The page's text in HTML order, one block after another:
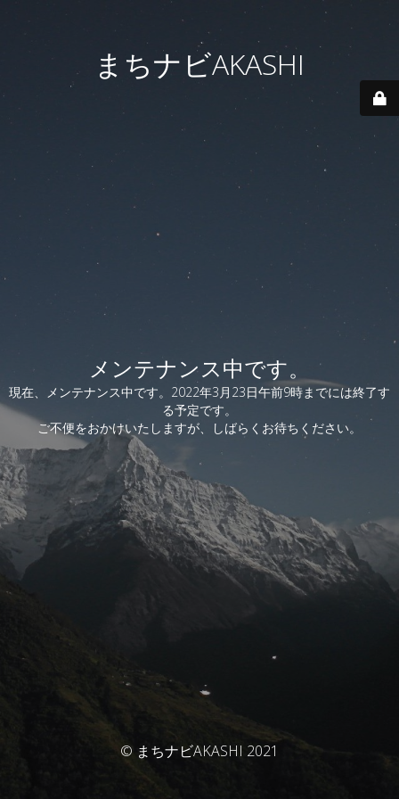
まちナビAKASHI
メンテナンス中です。
現在、メンテナンス中です。2022年3月23日午前9時までには終了す
る予定です。
ご不便をおかけいたしますが、しばらくお待ちください。
© まちナビAKASHI 2021